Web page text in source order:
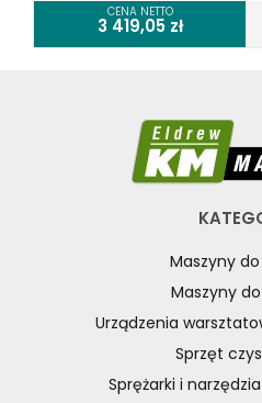
CENA NETTO
3 419,05 zł
Maszyny
Maszyny
Urządzenia
Sprzęt
Sprężarki i